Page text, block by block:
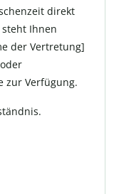
direkt
Ihnen
der Vertretung]
zur Verfügung.